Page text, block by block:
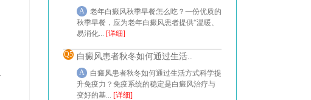
A
老年白癜风秋季早餐怎么吃？一份优质的
秋季早餐，应为老年白癜风患者提供“温暖、
易消化... [详细]
Q5 白癜风患者秋冬如何通过生活..
A
白癜风患者秋冬如何通过生活方式科学提
升免疫力？免疫系统的稳定是白癜风治疗与
变好的基... [详细]